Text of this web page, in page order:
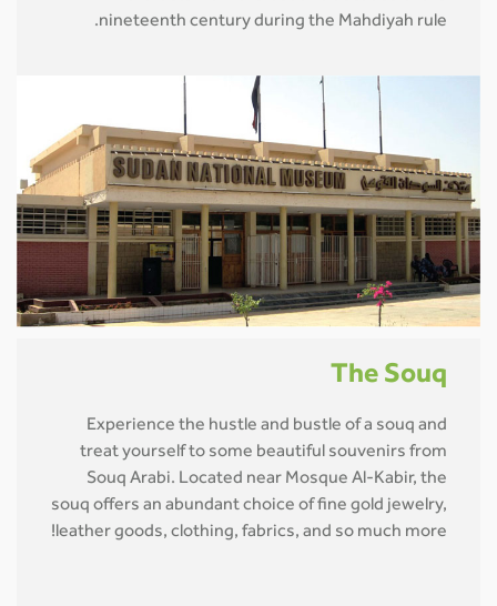
nineteenth century during the Mahdiyah rule.
The Souq
Experience the hustle and bustle of a souq and
treat yourself to some beautiful souvenirs from
Souq Arabi. Located near Mosque Al-Kabir, the
souq offers an abundant choice of fine gold jewelry,
leather goods, clothing, fabrics, and so much more!